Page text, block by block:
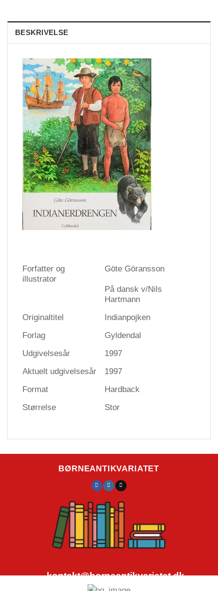
BESKRIVELSE
Forfatter og
illustrator
Göte Göransson
På dansk v/Nils
Hartmann
Originaltitel
Indianpojken
Forlag
Gyldendal
Udgivelsesår
1997
Aktuelt udgivelsesår
1997
Format
Hardback
Størrelse
Stor
BØRNEANTIKVARIATET
kontakt@borneantikvariatet.dk